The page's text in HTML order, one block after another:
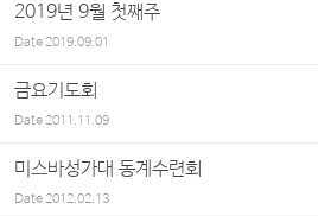
2019년 9월 첫째주
Date2019.09.01
금요기도회
Date2011.11.09
미스바성가대 동계수련회
Date2012.02.13